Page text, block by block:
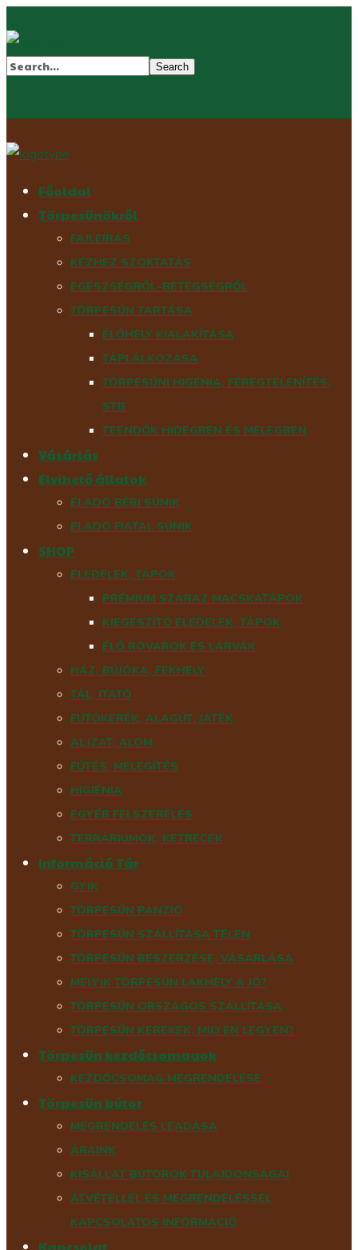
Főoldal
Törpesünökről
FAJLEÍRÁS
KÉZHEZ SZOKTATÁS
EGÉSZSÉGRŐL-BETEGSÉGRŐL
TÖRPESÜN TARTÁSA
ÉLŐHELY KIALAKÍTÁSA
TÁPLÁLKOZÁSA
TÖRPESÜNI HIGÉNIA, FÉREGTELENÍTÉS,
STB
TEENDŐK HIDEGBEN ÉS MELEGBEN
Vásárlás
Elvihető állatok
ELADÓ BÉBI SÜNIK
ELADÓ FIATAL SÜNIK
SHOP
ELEDELEK, TÁPOK
PRÉMIUM SZÁRAZ MACSKATÁPOK
KIEGÉSZÍTŐ ELEDELEK, TÁPOK
ÉLŐ ROVAROK ÉS LÁRVÁK
HÁZ, BÚJÓKA, FEKHELY
TÁL, ITATÓ
FUTÓKERÉK, ALAGÚT, JÁTÉK
ALJZAT, ALOM
FŰTÉS, MELEGÍTÉS
HIGIÉNIA
EGYÉB FELSZERELÉS
TERRÁRIUMOK, KETRECEK
Információ Tár
GYIK
TÖRPESÜN PANZIÓ
TÖRPESÜN SZÁLLÍTÁSA TÉLEN
TÖRPESÜN BESZERZÉSE, VÁSÁRLÁSA
MELYIK TÖRPESÜN LAKHELY A JÓ?
TÖRPESÜN ORSZÁGOS SZÁLLÍTÁSA
TÖRPESÜN KEREKEK, MILYEN LEGYEN?
Törpesün kezdőcsomagok
KEZDŐCSOMAG MEGRENDELÉSE
Törpesün bútor
MEGRENDELÉS LEADÁSA
ÁRAINK
KISÁLLAT BÚTOROK TULAJDONSÁGAI
ÁTVÉTELLEL ÉS MEGRENDELÉSSEL
KAPCSOLATOS INFORMÁCIÓ